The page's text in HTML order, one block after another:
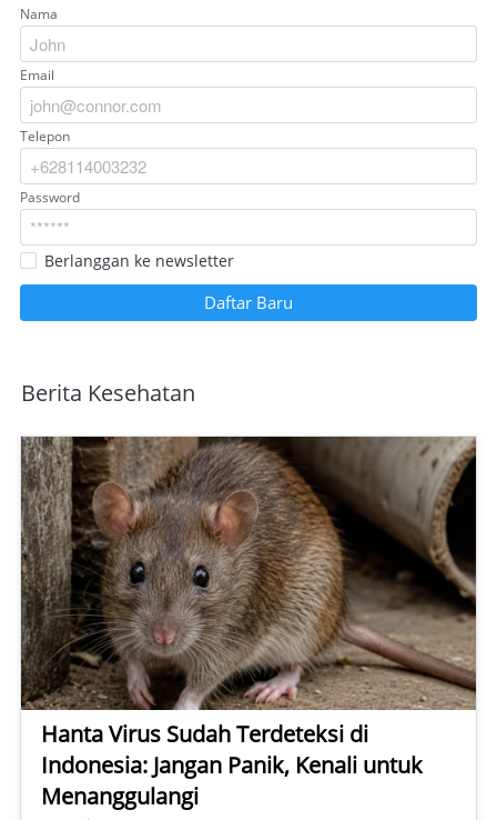
Nama
Email
Telepon
Password
Berlanggan ke newsletter
`
Daftar Baru
Berita Kesehatan
Hanta Virus Sudah Terdeteksi di
Indonesia: Jangan Panik, Kenali untuk
Menanggulangi